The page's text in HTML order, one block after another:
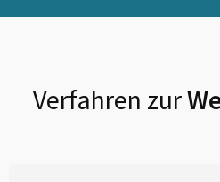
Verfahren zur